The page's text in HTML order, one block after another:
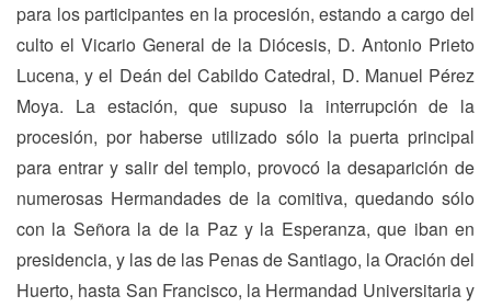
para los participantes en la procesión, estando a cargo del
culto el Vicario General de la Diócesis, D. Antonio Prieto
Lucena, y el Deán del Cabildo Catedral, D. Manuel Pérez
Moya. La estación, que supuso la interrupción de la
procesión, por haberse utilizado sólo la puerta principal
para entrar y salir del templo, provocó la desaparición de
numerosas Hermandades de la comitiva, quedando sólo
con la Señora la de la Paz y la Esperanza, que iban en
presidencia, y las de las Penas de Santiago, la Oración del
Huerto, hasta San Francisco, la Hermandad Universitaria y